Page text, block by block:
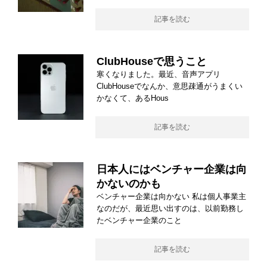
記事を読む
ClubHouseで思うこと
寒くなりました。最近、音声アプリ
ClubHouseでなんか、意思疎通がうまくい
かなくて、あるHous
記事を読む
日本人にはベンチャー企業は向
かないのかも
ベンチャー企業は向かない 私は個人事業主
なのだが、最近思い出すのは、以前勤務し
たベンチャー企業のこと
記事を読む